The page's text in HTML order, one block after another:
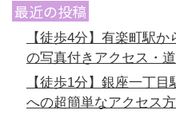
最近の投稿
【徒歩4分】有楽町駅
の写真付きアクセス・
【徒歩1分】銀座一丁
への超簡単なアクセス